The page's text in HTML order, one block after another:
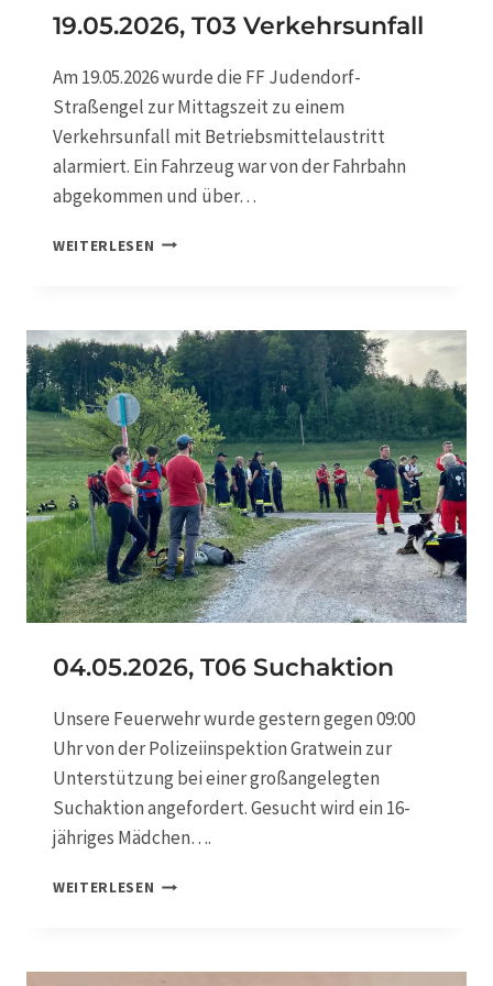
R
N
E
L
I
S
T
N
G
19.05.2026, T03 Verkehrsunfall
Am 19.05.2026 wurde die FF Judendorf-
Straßengel zur Mittagszeit zu einem
Verkehrsunfall mit Betriebsmittelaustritt
alarmiert. Ein Fahrzeug war von der Fahrbahn
abgekommen und über…
WEITERLESEN 1
5
.
2
0
2
6
,
T
0
3
V
E
R
E
H
S
U
N
A
L
04.05.2026, T06 Suchaktion
Unsere Feuerwehr wurde gestern gegen 09:00
Uhr von der Polizeiinspektion Gratwein zur
Unterstützung bei einer großangelegten
Suchaktion angefordert. Gesucht wird ein 16-
jähriges Mädchen….
WEITERLESEN 0
5